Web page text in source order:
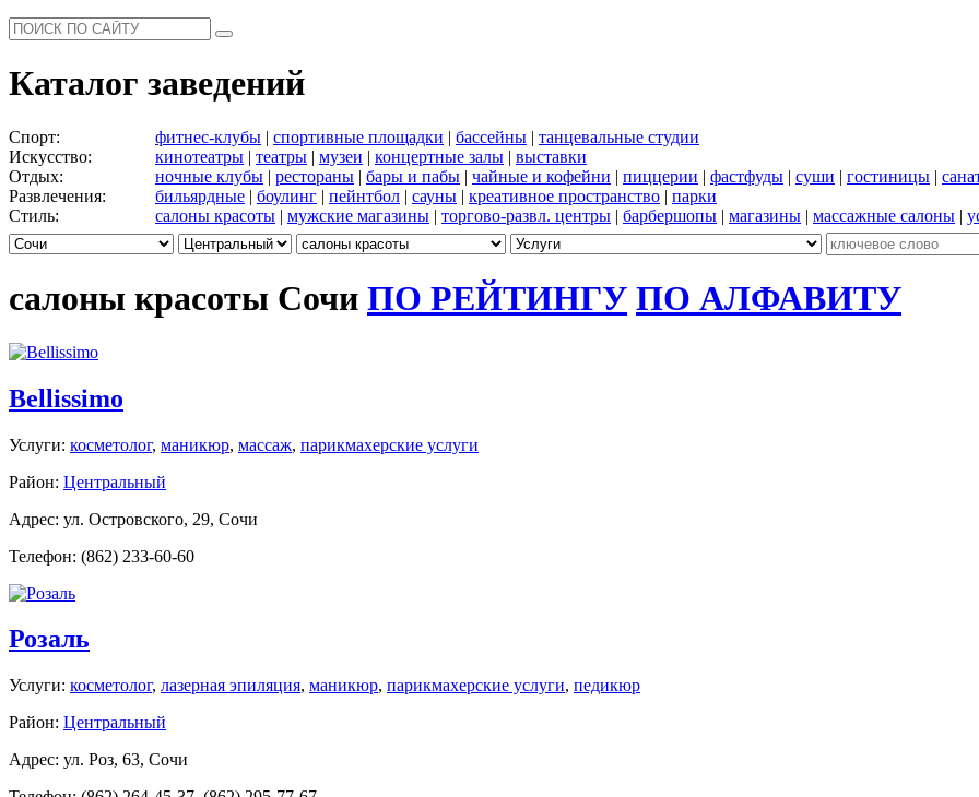
Каталог заведений
Спорт: фитнес-клубы | спортивные площадки | бассейны | танцевальные студии
Искусство:
кинотеатры | театры | музеи | концертные залы | выставки
Отдых:
ночные клубы | рестораны | бары и пабы | чайные и кофейни | пиццерии | фастфуды | суши | гостиницы |
Развлечения:
бильярдные | боулинг | пейнтбол | сауны | креативное пространство | парки
Стиль:
салоны красоты | мужские магазины | торгово-развл. центры | барбершопы | магазины | массажные салоны |
салоны красоты Сочи ПО РЕЙТИНГУ ПО АЛФАВИТУ
Bellissimo
Услуги: косметолог, маникюр, массаж, парикмахерские услуги
Район: Центральный
Адрес: ул. Островского, 29, Сочи
Телефон: (862) 233-60-60
Розаль
Услуги: косметолог, лазерная эпиляция, маникюр, парикмахерские услуги, педикюр
Район: Центральный
Адрес: ул. Роз, 63, Сочи